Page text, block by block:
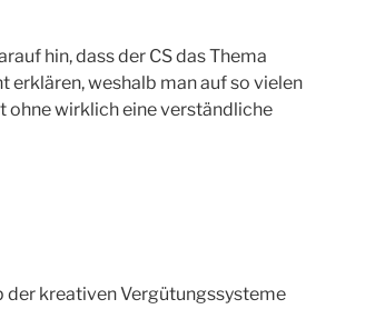
hin, dass der CS das Thema
erklären, weshalb man auf so vielen
ohne wirklich eine verständliche
der kreativen Vergütungssysteme